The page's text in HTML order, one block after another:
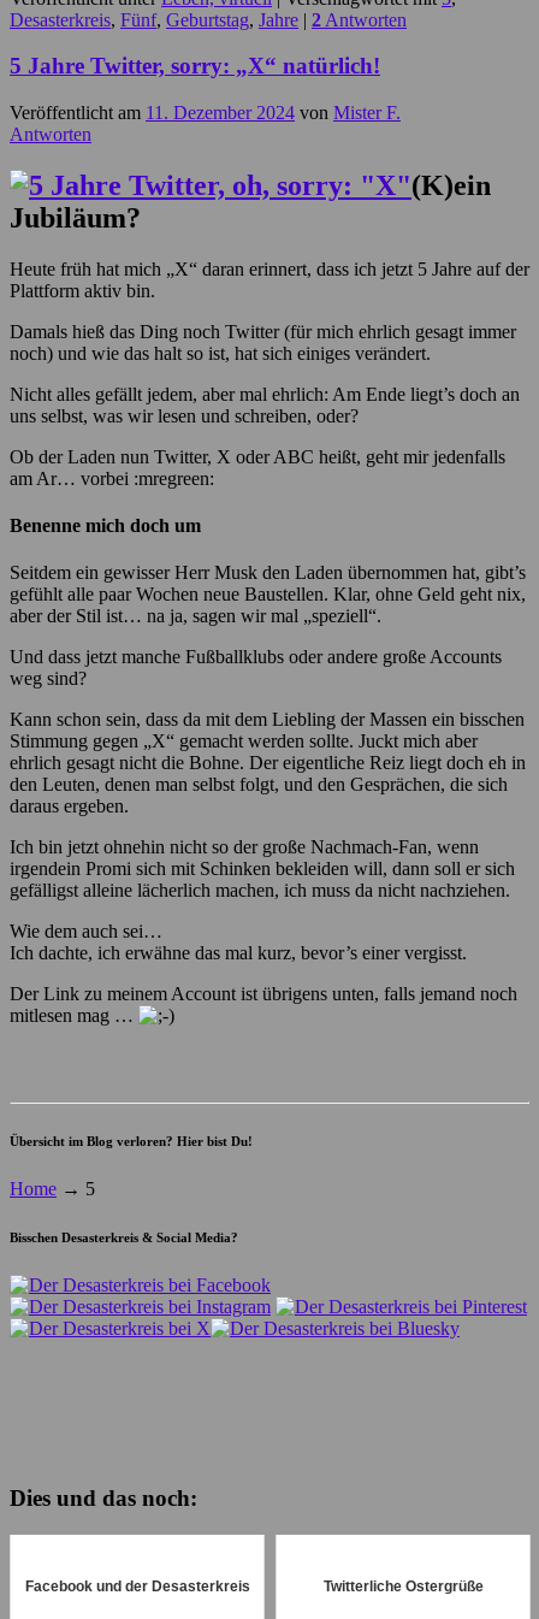
Desasterkreis, Fünf, Geburtstag, Jahre | 2 Antworten
5 Jahre Twitter, sorry: „X“ natürlich!
Veröffentlicht am 11. Dezember 2024 von Mister F.
Antworten
(K)ein
Jubiläum?
Heute früh hat mich „X“ daran erinnert, dass ich jetzt 5 Jahre auf der
Plattform aktiv bin.
Damals hieß das Ding noch Twitter (für mich ehrlich gesagt immer
noch) und wie das halt so ist, hat sich einiges verändert.
Nicht alles gefällt jedem, aber mal ehrlich: Am Ende liegt’s doch an
uns selbst, was wir lesen und schreiben, oder?
Ob der Laden nun Twitter, X oder ABC heißt, geht mir jedenfalls
am Ar… vorbei :mregreen:
Benenne mich doch um
Seitdem ein gewisser Herr Musk den Laden übernommen hat, gibt’s
gefühlt alle paar Wochen neue Baustellen. Klar, ohne Geld geht nix,
aber der Stil ist… na ja, sagen wir mal „speziell“.
Und dass jetzt manche Fußballklubs oder andere große Accounts
weg sind?
Kann schon sein, dass da mit dem Liebling der Massen ein bisschen
Stimmung gegen „X“ gemacht werden sollte. Juckt mich aber
ehrlich gesagt nicht die Bohne. Der eigentliche Reiz liegt doch eh in
den Leuten, denen man selbst folgt, und den Gesprächen, die sich
daraus ergeben.
Ich bin jetzt ohnehin nicht so der große Nachmach-Fan, wenn
irgendein Promi sich mit Schinken bekleiden will, dann soll er sich
gefälligst alleine lächerlich machen, ich muss da nicht nachziehen.
Wie dem auch sei…
Ich dachte, ich erwähne das mal kurz, bevor’s einer vergisst.
Der Link zu meinem Account ist übrigens unten, falls jemand noch
mitlesen mag …
Übersicht im Blog verloren? Hier bist Du!
Home → 5
Bisschen Desasterkreis & Social Media?
Dies und das noch:
Facebook und der Desasterkreis Twitterliche Ostergrüße